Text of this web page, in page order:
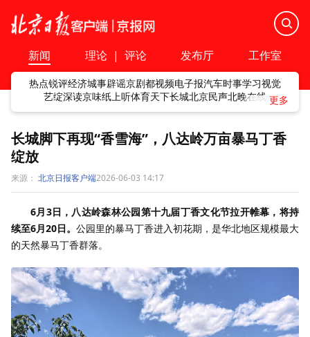
新闻 理论 | 评论 发布厅 工作室
热点锐评经济城事辟谣京剧都视频电子报汽车时事学习视觉
艺绽深读京味纸上听体育天下长城北京民声北晚在线
长城脚下再现“香雪海”，八达岭万亩暴马丁香
绽放
来源： 北京日报客户端2026-06-03 14:17
6月3日，八达岭森林公园第十九届丁香文化节拉开帷幕，将持
续至6月20日。 公园里的暴马丁香进入初花期，是华北地区规模最大
的天然暴马丁香群落。